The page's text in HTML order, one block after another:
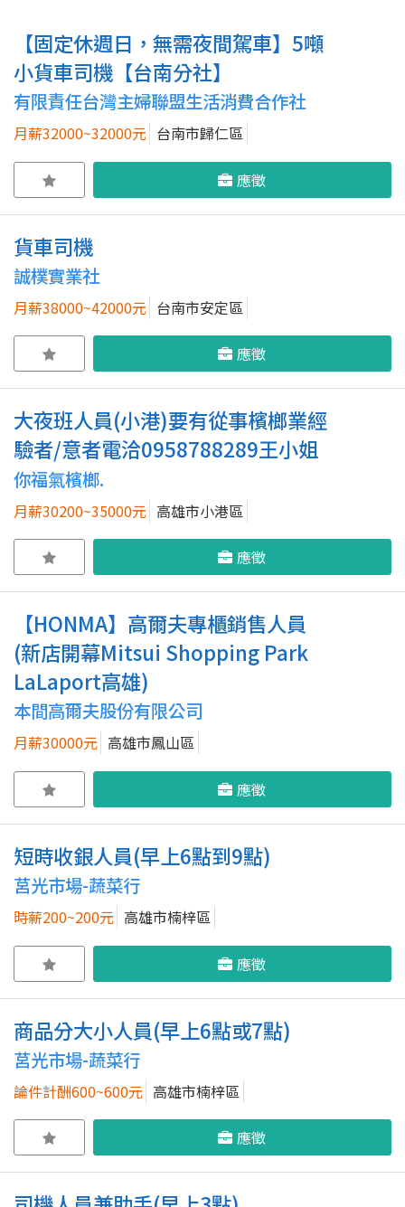
【固定休週日，無需夜間駕車】5噸
小貨車司機【台南分社】
有限責任台灣主婦聯盟生活消費合作社
月薪32000~32000元 台南市歸仁區
應徵
貨車司機
誠樸實業社
月薪38000~42000元 台南市安定區
應徵
大夜班人員(小港)要有從事檳榔業經
驗者/意者電洽0958788289王小姐
你福氣檳榔.
月薪30200~35000元 高雄市小港區
應徵
【HONMA】高爾夫專櫃銷售人員
(新店開幕Mitsui Shopping Park
LaLaport高雄)
本間高爾夫股份有限公司
月薪30000元 高雄市鳳山區
應徵
短時收銀人員(早上6點到9點)
莒光市場-蔬菜行
時薪200~200元 高雄市楠梓區
應徵
商品分大小人員(早上6點或7點)
莒光市場-蔬菜行
論件計酬600~600元 高雄市楠梓區
應徵